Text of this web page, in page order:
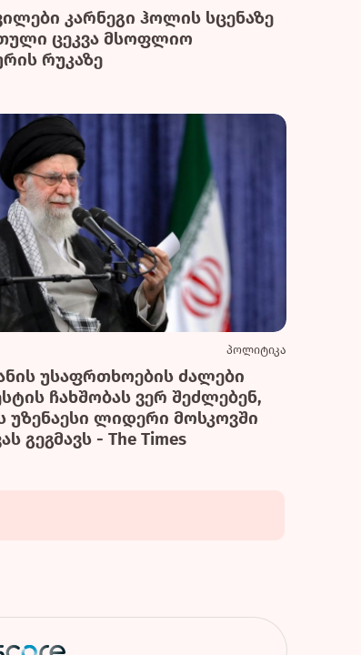
კარნეგი ჰოლის სცენაზე
ცეკვა მსოფლიო
რუკაზე
პოლიტიკა
უსაფრთხოების ძალები
ჩახშობას ვერ შეძლებენ,
უზენაესი ლიდერი მოსკოვში
გეგმავს - The Times